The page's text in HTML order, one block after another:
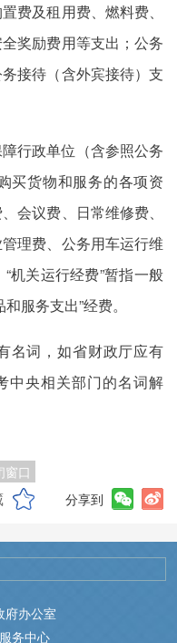
费及租用费、燃料费、
奖励费用等支出；公务
接待（含外宾接待）支
行政单位（含参照公务
买货物和服务的各项资
会议费、日常维修费、
理费、公务用车运行维
机关运行经费”暂指一般
服务支出”经费。
名词，如省财政厅应有
中央相关部门的名词解
窗口
分享到
府办公室
务中心